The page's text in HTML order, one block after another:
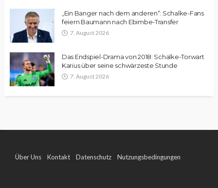
„Ein Banger nach dem anderen“: Schalke-Fans
feiern Baumann nach Ebimbe-Transfer
7. August 2026
Das Endspiel-Drama von 2018: Schalke-Torwart
Karius über seine schwärzeste Stunde
7. August 2026
Über Uns Kontakt Datenschutz Nutzungsbedingungen